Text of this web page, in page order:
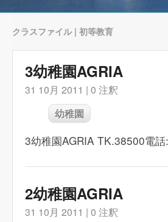
クラスファイル | 初等教育
3幼稚園AGRIA
31 10月 2011 | 0 注釈
幼稚園
3幼稚園AGRIA TK.38500電
2幼稚園AGRIA
31 10月 2011 | 0 注釈